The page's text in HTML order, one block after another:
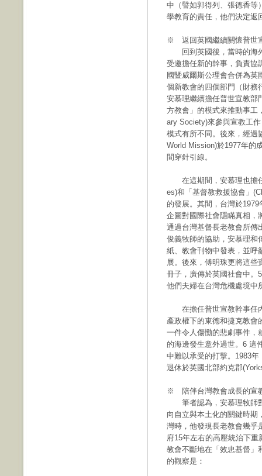
中（譬如郭得列、張德香等
學教育的責任，他們決定返
※ 返回英國繼續關懷普世
回到英國後，當時的海外
受邀擔任新的幹事，負責協
國暨威爾斯公理會合併為英
個新教會的四個部門（財務
安慕理繼續擔任普世宣教部
方教會」的模式來推動事工
ary Society)來參與宣教工
模式有所不同。後來，經過
World Mission)於1977年的
間穿針引線。
在這期間，安慕理也擔任
es)和「基督教救援協會」
的發展。其間，台灣於
企圖對國際社會隱瞞真相，
通過台灣基督長老教會所傳
俊義牧師的協助，安慕理和
紙、教會刊物中發表，並呼
展。後來，傅明珠更將這些
冊子，廣傳於英國社會中。
他們夫婦在台灣危機處境中
在擔任普世宣教幹事任內
產政權下的東德和捷克教會
一件令人傷慟的悲劇事件，
的海邊發生意外過世。6 這
中難以承受的打擊。1983
退休於英國北部約克郡
※ 陪伴台灣教會成長的宣
筆者認為，安慕理牧師對
向自立與本土化的關鍵時期
灣時，他發現長老教會幾乎
府15年左右的高壓統治下
教會不斷地在「效忠基督」
的觀察是：